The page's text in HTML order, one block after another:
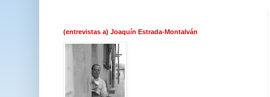
(entrevistas a) Joaquín Estrada-Montalván